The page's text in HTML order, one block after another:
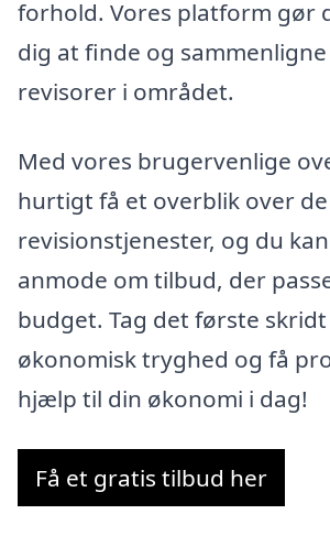
forhold. Vores platform gør
dig at finde og
revisorer i området.
Med vores brugervenlige
hurtigt få et overblik over
revisionstjenester, og du
anmode om tilbud, der
budget. Tag det første
økonomisk tryghed og få
hjælp til din økonomi i dag!
Få et gratis tilbud her